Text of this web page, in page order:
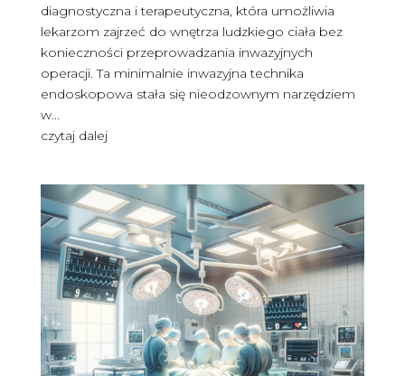
diagnostyczna i terapeutyczna, która umożliwia
lekarzom zajrzeć do wnętrza ludzkiego ciała bez
konieczności przeprowadzania inwazyjnych
operacji. Ta minimalnie inwazyjna technika
endoskopowa stała się nieodzownym narzędziem
w...
czytaj dalej